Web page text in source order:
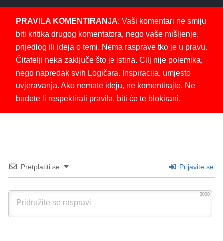
PRAVILA KOMENTIRANJA: Vaši komentari ne smiju
biti kritika drugog komentatora, nego vaše mišljenje,
prijedlog ili ideja o temi. Nema rasprave tko je u pravu.
Čitatelji neka zaključe što je istina. Cilj nije polemika,
nego napredak svih Logičara. Inspiracija, umjesto
uvjeravanja. Ako nemate ideju, ne komentirajte. Ne
budete li respektirali pravila, biti će te blokirani.
Pretplatiti se Prijavite se
3000